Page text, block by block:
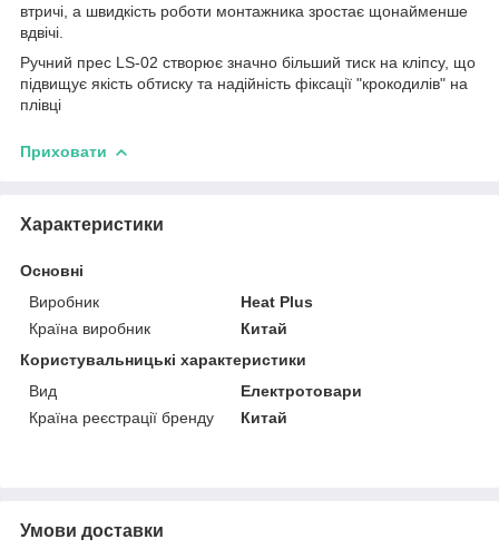
втричі, а швидкість роботи монтажника зростає щонайменше
вдвічі.
Ручний прес LS-02 створює значно більший тиск на кліпсу, що
підвищує якість обтиску та надійність фіксації "крокодилів" на
плівці
Приховати
Характеристики
Основні
Виробник
Heat Plus
Країна виробник
Китай
Користувальницькі характеристики
Вид
Електротовари
Країна реєстрації бренду
Китай
Умови доставки